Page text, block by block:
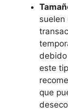
suelen
este
que